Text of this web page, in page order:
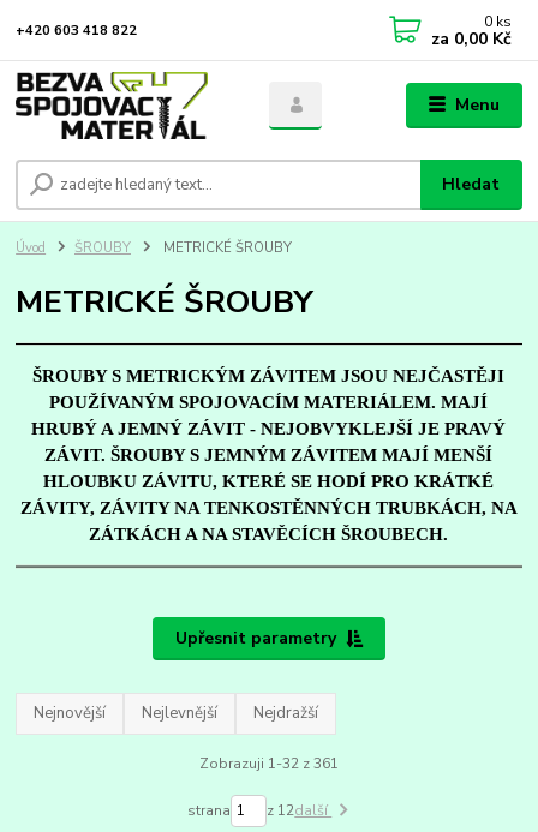
Menu
Hledat
+420 603 418 822 0 ks
za 0,00 Kč
Úvod ŠROUBY METRICKÉ ŠROUBY
METRICKÉ ŠROUBY
ŠROUBY S METRICKÝM ZÁVITEM JSOU NEJČASTĚJI
POUŽÍVANÝM SPOJOVACÍM MATERIÁLEM. MAJÍ
HRUBÝ A JEMNÝ ZÁVIT - NEJOBVYKLEJŠÍ JE PRAVÝ
ZÁVIT. ŠROUBY S JEMNÝM ZÁVITEM MAJÍ MENŠÍ
HLOUBKU ZÁVITU, KTERÉ SE HODÍ PRO KRÁTKÉ
ZÁVITY, ZÁVITY NA TENKOSTĚNNÝCH TRUBKÁCH, NA
ZÁTKÁCH A NA STAVĚCÍCH ŠROUBECH.
Upřesnit parametry
Nejnovější Nejlevnější Nejdražší
Zobrazuji 1-32 z 361
strana z 12další